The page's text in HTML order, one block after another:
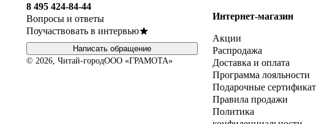
8 495 424-84-44
Вопросы и ответы
Поучаствовать в интервью
Написать обращение
© 2026, Читай-городООО «ГРАМОТА»
Интернет-магазин
Акции
Распродажа
Доставка и оплата
Программа лояльности
Подарочные
Правила продажи
Политика